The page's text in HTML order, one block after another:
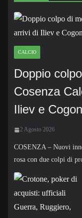
CALCIO
Doppio
Cosenza
Iliev e
2 Agosto 2026
COSENZA – Nuovi
rosa con due colpi di